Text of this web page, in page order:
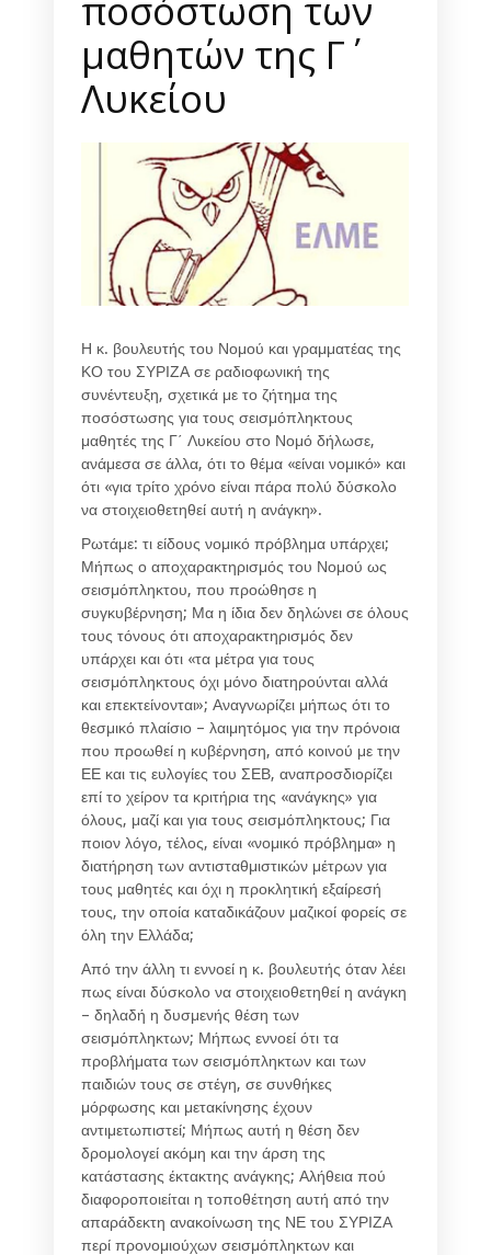
μαθητών της Γ΄
Λυκείου
Η κ. βουλευτής του Νομού και γραμματέας της
ΚΟ του ΣΥΡΙΖΑ σε ραδιοφωνική της
συνέντευξη, σχετικά με το ζήτημα της
ποσόστωσης για τους σεισμόπληκτους
μαθητές της Γ΄ Λυκείου στο Νομό δήλωσε,
ανάμεσα σε άλλα, ότι το θέμα «είναι νομικό» και
ότι «για τρίτο χρόνο είναι πάρα πολύ δύσκολο
να στοιχειοθετηθεί αυτή η ανάγκη».
Ρωτάμε: τι είδους νομικό πρόβλημα υπάρχει;
Μήπως ο αποχαρακτηρισμός του Νομού ως
σεισμόπληκτου, που προώθησε η
συγκυβέρνηση; Μα η ίδια δεν δηλώνει σε όλους
τους τόνους ότι αποχαρακτηρισμός δεν
υπάρχει και ότι «τα μέτρα για τους
σεισμόπληκτους όχι μόνο διατηρούνται αλλά
και επεκτείνονται»; Αναγνωρίζει μήπως ότι το
θεσμικό πλαίσιο – λαιμητόμος για την πρόνοια
που προωθεί η κυβέρνηση, από κοινού με την
ΕΕ και τις ευλογίες του ΣΕΒ, αναπροσδιορίζει
επί το χείρον τα κριτήρια της «ανάγκης» για
όλους, μαζί και για τους σεισμόπληκτους; Για
ποιον λόγο, τέλος, είναι «νομικό πρόβλημα» η
διατήρηση των αντισταθμιστικών μέτρων για
τους μαθητές και όχι η προκλητική εξαίρεσή
τους, την οποία καταδικάζουν μαζικοί φορείς σε
όλη την Ελλάδα;
Από την άλλη τι εννοεί η κ. βουλευτής όταν λέει
πως είναι δύσκολο να στοιχειοθετηθεί η ανάγκη
– δηλαδή η δυσμενής θέση των
σεισμόπληκτων; Μήπως εννοεί ότι τα
προβλήματα των σεισμόπληκτων και των
παιδιών τους σε στέγη, σε συνθήκες
μόρφωσης και μετακίνησης έχουν
αντιμετωπιστεί; Μήπως αυτή η θέση δεν
δρομολογεί ακόμη και την άρση της
κατάστασης έκτακτης ανάγκης; Αλήθεια πού
διαφοροποιείται η τοποθέτηση αυτή από την
απαράδεκτη ανακοίνωση της ΝΕ του ΣΥΡΙΖΑ
περί προνομιούχων σεισμόπληκτων και